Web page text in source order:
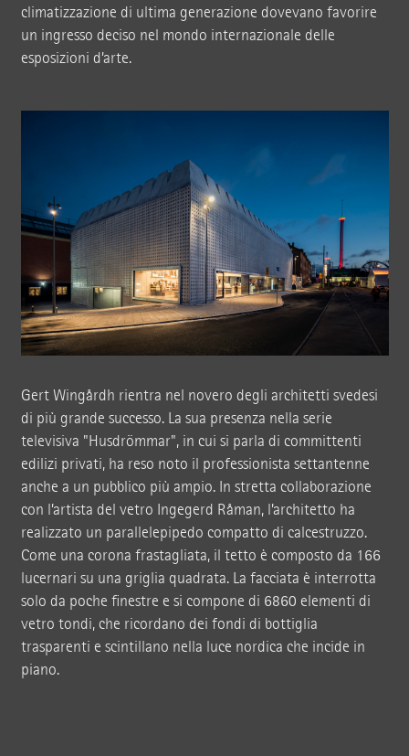
climatizzazione di ultima generazione dovevano favorire
un ingresso deciso nel mondo internazionale delle
esposizioni d’arte.
Gert Wingårdh rientra nel novero degli architetti svedesi
di più grande successo. La sua presenza nella serie
televisiva "Husdrömmar", in cui si parla di committenti
edilizi privati, ha reso noto il professionista settantenne
anche a un pubblico più ampio. In stretta collaborazione
con l’artista del vetro Ingegerd Råman, l’architetto ha
realizzato un parallelepipedo compatto di calcestruzzo.
Come una corona frastagliata, il tetto è composto da 166
lucernari su una griglia quadrata. La facciata è interrotta
solo da poche finestre e si compone di 6860 elementi di
vetro tondi, che ricordano dei fondi di bottiglia
trasparenti e scintillano nella luce nordica che incide in
piano.